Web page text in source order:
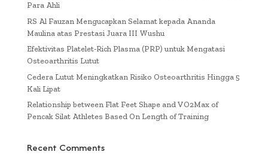
Para Ahli
RS Al Fauzan Mengucapkan Selamat kepada Ananda
Maulina atas Prestasi Juara III Wushu
Efektivitas Platelet-Rich Plasma (PRP) untuk Mengatasi
Osteoarthritis Lutut
Cedera Lutut Meningkatkan Risiko Osteoarthritis Hingga 5
Kali Lipat
Relationship between Flat Feet Shape and VO2Max of
Pencak Silat Athletes Based On Length of Training
Recent Comments